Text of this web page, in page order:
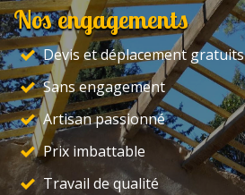
Nos engagements
Devis et déplacement gratuits
Sans engagement
Artisan passionné
Prix imbattable
Travail de qualité